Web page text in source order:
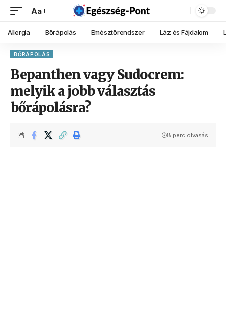
Aa
Allergia Bőrápolás Emésztőrendszer Láz és Fájdalom
BŐRÁPOLÁS
Bepanthen vagy Sudocrem:
melyik a jobb választás
bőrápolásra?
8 perc olvasás